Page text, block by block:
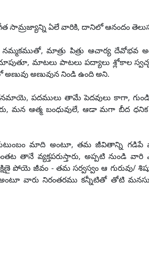
సామ్రజ్యాన్ని ఏలే వారికి, దానిలో ఆనందం
మాత్రు పిత్రు ఆచార్య దేవోభవ
మాటలు పాటలు పద్యాలు శ్లోకాల
అణువున నిండి ఉంది అని.
పదములు తామే పెదవులు కాగా,
మన ఆత్మ బంధువులే, ఆడా మగా బీద
మాది అంటూ, తమ జీవితాన్ని గడిపే
తానే వ్యక్తపరుస్తారు, అప్పటి నుండి
పోయె జీవం - తమ సర్వస్వం ఆ గురువు/
వారు నిరంతరము కన్నీటితో తోటి